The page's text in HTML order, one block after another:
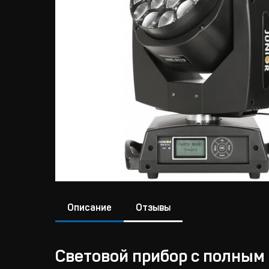
Описание Отзывы
Световой прибор с полным